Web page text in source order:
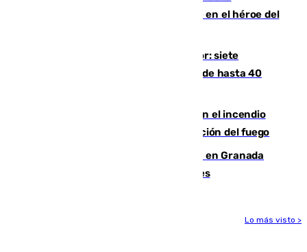
Comunidad Valenciana tras convertirse en el héroe del
Andalucía sigue asfixiada por el calor: siete
provincias, en alerta por temperaturas de hasta 40
Activado el nivel 2 de emergencia en el incendio
forestal de Niebla por la compleja evolución del fuego
Controlado un incendio de rastrojos en Granada
junto a la autovía y al Callejón de Nogales
Lo más visto >